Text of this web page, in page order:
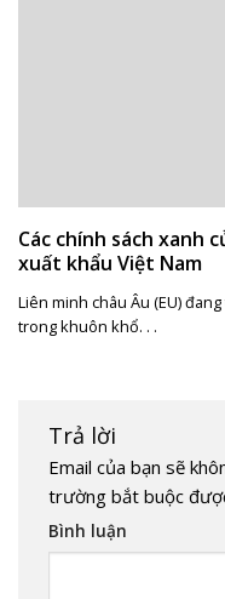
Các chính sách xanh
xuất khẩu Việt Nam
Liên minh châu Âu (EU)
trong khuôn khổ. . .
Trả lời
Email của bạn sẽ
trường bắt buộc
Bình luận